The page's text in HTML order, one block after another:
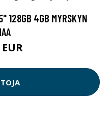
128GB 4GB MYRSKYN